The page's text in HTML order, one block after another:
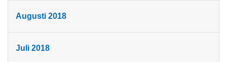
Augusti 2018
Juli 2018